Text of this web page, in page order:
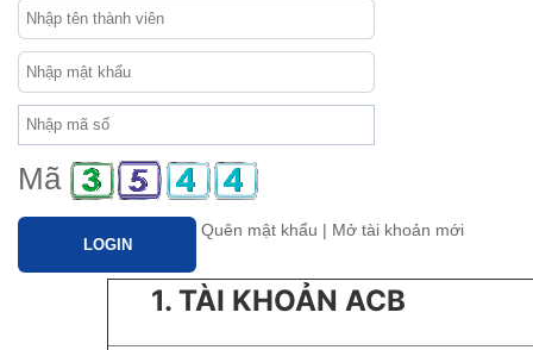
Mã
Quên mật khẩu | Mở tài khoản mới
1. TÀI KHOẢN ACB